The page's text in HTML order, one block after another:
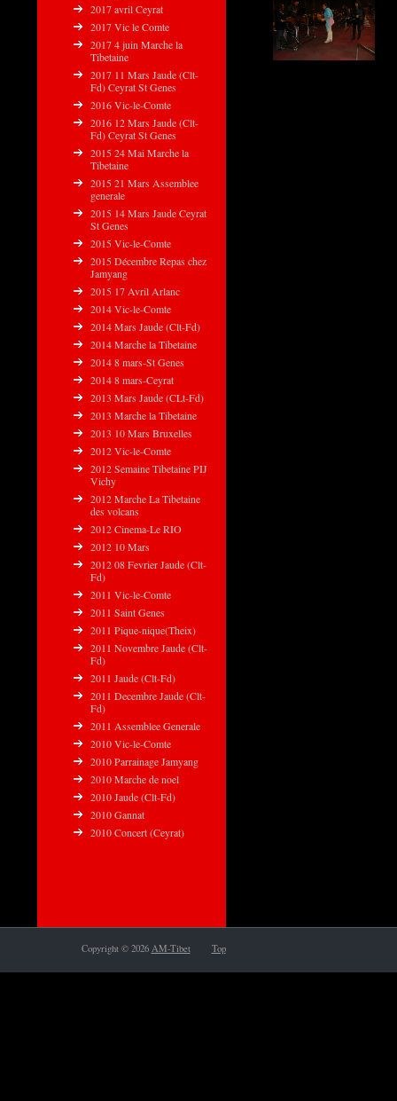
2017 avril Ceyrat
2017 Vic le Comte
2017 4 juin Marche la
Tibetaine
2017 11 Mars Jaude (Clt-
Fd) Ceyrat St Genes
2016 Vic-le-Comte
2016 12 Mars Jaude (Clt-
Fd) Ceyrat St Genes
2015 24 Mai Marche la
Tibetaine
2015 21 Mars Assemblee
generale
2015 14 Mars Jaude Ceyrat
St Genes
2015 Vic-le-Comte
2015 Décembre Repas chez
Jamyang
2015 17 Avril Arlanc
2014 Vic-le-Comte
2014 Mars Jaude (Clt-Fd)
2014 Marche la Tibetaine
2014 8 mars-St Genes
2014 8 mars-Ceyrat
2013 Mars Jaude (CLt-Fd)
2013 Marche la Tibetaine
2013 10 Mars Bruxelles
2012 Vic-le-Comte
2012 Semaine Tibetaine PIJ
Vichy
2012 Marche La Tibetaine
des volcans
2012 Cinema-Le RIO
2012 10 Mars
2012 08 Fevrier Jaude (Clt-
Fd)
2011 Vic-le-Comte
2011 Saint Genes
2011 Pique-nique(Theix)
2011 Novembre Jaude (Clt-
Fd)
2011 Jaude (Clt-Fd)
2011 Decembre Jaude (Clt-
Fd)
2011 Assemblee Generale
2010 Vic-le-Comte
2010 Parrainage Jamyang
2010 Marche de noel
2010 Jaude (Clt-Fd)
2010 Gannat
2010 Concert (Ceyrat)
Copyright © 2026 AM-Tibet Top